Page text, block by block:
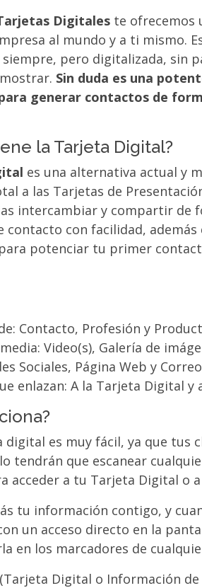
Digitales te ofrecemos
al mundo y a ti mismo.
siempre, pero digitalizada, sin
Sin duda es una
generar contactos de
la Tarjeta Digital?
es una alternativa actual y
a las Tarjetas de
intercambiar y compartir de
contacto con facilidad,
potenciar tu primer
Contacto, Profesión y
Video(s), Galería de
Sociales, Página Web y
enlazan: A la Tarjeta Digital
es muy fácil, ya que tus
tendrán que escanear
acceder a tu Tarjeta Digital o
tu información contigo, y
un acceso directo en la
en los marcadores de
Digital o Información